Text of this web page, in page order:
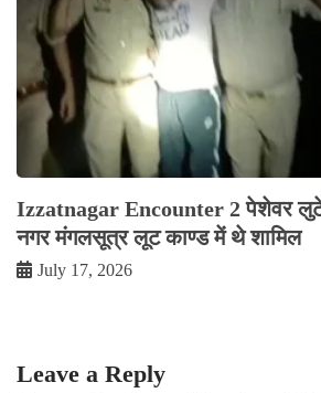
Izzatnagar Encounter 2 पेशेवर
नगर मंगलसूत्र लूट काण्‍ड में थे शामिल
July 17, 2026
Leave a Reply